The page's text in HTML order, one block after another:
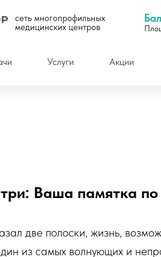
сеть многопрофильных
медицинских центров
Услуги Акции
Ваша памятка
две полоски, жизнь,
из самых волнующих и